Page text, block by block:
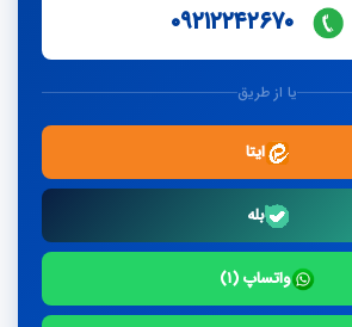
۰۹۲۱۲۲۴۲۶۷۰
یا از طریق
ایتا
بله
واتساپ (۱)